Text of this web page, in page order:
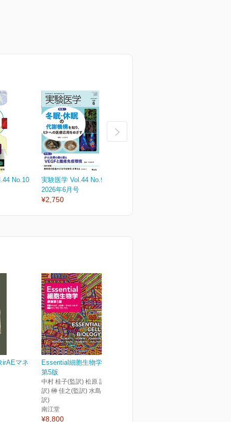
No.10
実験医学 Vol.44 No.9
2026年6月号
¥2,750
irAEマネ
Essential細胞生物学 原書
第5版
中村 桂子(監訳) 松原 謙一(監
訳) 榊 佳之(監訳) 水島 昇(監
訳)
南江堂
¥8,800